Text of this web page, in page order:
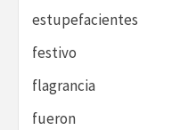
estupefacientes
festivo
flagrancia
fueron